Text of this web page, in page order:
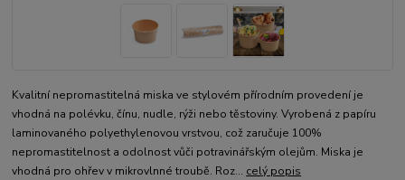
Kvalitní nepromastitelná miska ve stylovém přírodním provedení je
vhodná na polévku, čínu, nudle, rýži nebo těstoviny. Vyrobená z papíru
laminovaného polyethylenovou vrstvou, což zaručuje 100%
nepromastitelnost a odolnost vůči potravinářským olejům. Miska je
vhodná pro ohřev v mikrovlnné troubě. Roz... celý popis